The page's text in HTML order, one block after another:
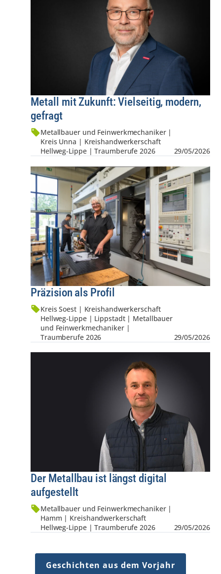
Metall mit Zukunft: Vielseitig, modern,
gefragt
Metallbauer und Feinwerkmechaniker |
Kreis Unna | Kreis­hand­werker­schaft
Hellweg-Lippe | Traumberufe 2026
29/05/2026
Präzision als Profil
Kreis Soest | Kreis­hand­werker­schaft
Hellweg-Lippe | Lippstadt | Metallbauer
und Feinwerkmechaniker |
Traumberufe 2026
29/05/2026
Der Metallbau ist längst digital
aufgestellt
Metallbauer und Feinwerkmechaniker |
Hamm | Kreis­hand­werker­schaft
Hellweg-Lippe | Traumberufe 2026
29/05/2026
Geschichten aus dem Vorjahr